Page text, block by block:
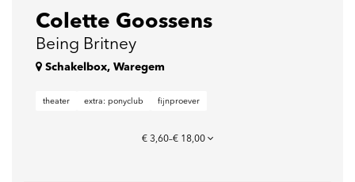
Colette Goossens
Being Britney
Schakelbox, Waregem
theater extra: ponyclub fijnproever
€ 3,60–€ 18,00